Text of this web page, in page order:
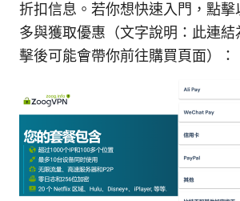
折扣信息。若你想快速入門，點擊
多與獲取優惠（文字說明：此連
擊後可能會帶你前往購買頁面）：